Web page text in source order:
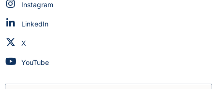
Myndigheten för civilt försvar på
Instagram
Myndigheten för civilt försvar på
LinkedIn
Myndigheten för civilt försvar på
X
Myndigheten för civilt försvar på
YouTube